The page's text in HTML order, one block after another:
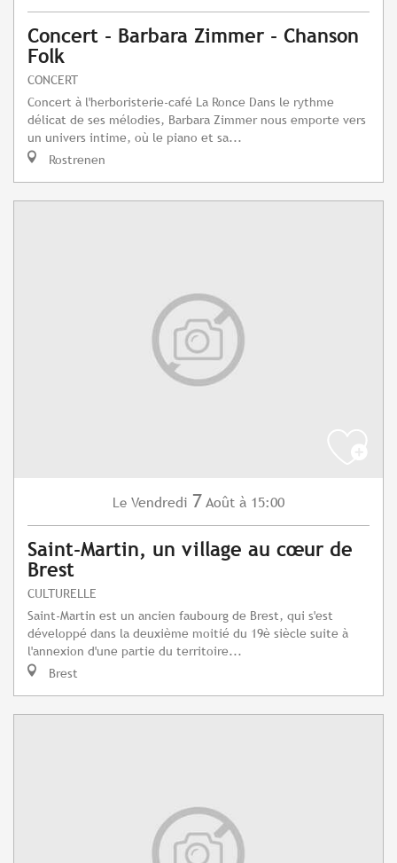
Concert - Barbara Zimmer - Chanson
Folk
CONCERT
Concert à l'herboristerie-café La Ronce Dans le rythme
délicat de ses mélodies, Barbara Zimmer nous emporte vers
un univers intime, où le piano et sa...
Rostrenen
Le Vendredi 7 Août à 15:00
Saint-Martin, un village au cœur de
Brest
CULTURELLE
Saint-Martin est un ancien faubourg de Brest, qui s'est
développé dans la deuxième moitié du 19è siècle suite à
l'annexion d'une partie du territoire...
Brest